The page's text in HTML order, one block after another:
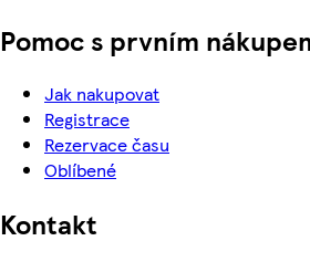
Pomoc s prvním
Jak nakupovat
Registrace
Rezervace času
Oblíbené
Kontakt